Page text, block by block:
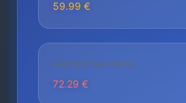
59.99 €
HÖCHSTER PREIS
72.29 €